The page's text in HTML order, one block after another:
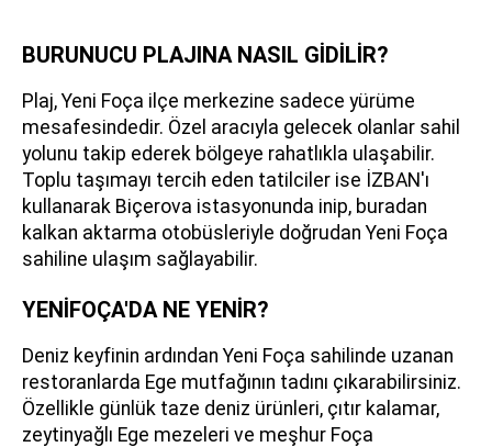
BURUNUCU PLAJINA NASIL GİDİLİR?
Plaj, Yeni Foça ilçe merkezine sadece yürüme
mesafesindedir. Özel aracıyla gelecek olanlar sahil
yolunu takip ederek bölgeye rahatlıkla ulaşabilir.
Toplu taşımayı tercih eden tatilciler ise İZBAN'ı
kullanarak Biçerova istasyonunda inip, buradan
kalkan aktarma otobüsleriyle doğrudan Yeni Foça
sahiline ulaşım sağlayabilir.
YENİFOÇA'DA NE YENİR?
Deniz keyfinin ardından Yeni Foça sahilinde uzanan
restoranlarda Ege mutfağının tadını çıkarabilirsiniz.
Özellikle günlük taze deniz ürünleri, çıtır kalamar,
zeytinyağlı Ege mezeleri ve meşhur Foça